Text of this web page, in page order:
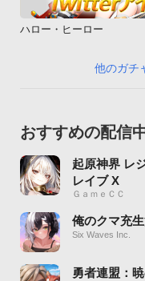
ハロー・ヒーロー
他のガチ
おすすめの配信
起原神界 レ
レイブ X
ＧａｍｅＣＣ
俺のクマ充
Six Waves Inc.
勇者連盟：